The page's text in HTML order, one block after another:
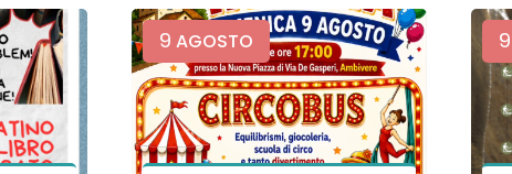
9 AGOSTO 9